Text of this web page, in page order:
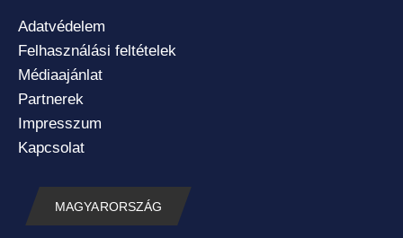
Adatvédelem
Felhasználási feltételek
Médiaajánlat
Partnerek
Impresszum
Kapcsolat
MAGYARORSZÁG